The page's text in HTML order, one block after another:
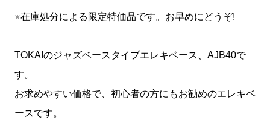
※在庫処分による限定特価品です。お早めにどうぞ!
TOKAIのジャズベースタイプエレキベース、AJB40で
す。
お求めやすい価格で、初心者の方にもお勧めのエレキベ
ースです。